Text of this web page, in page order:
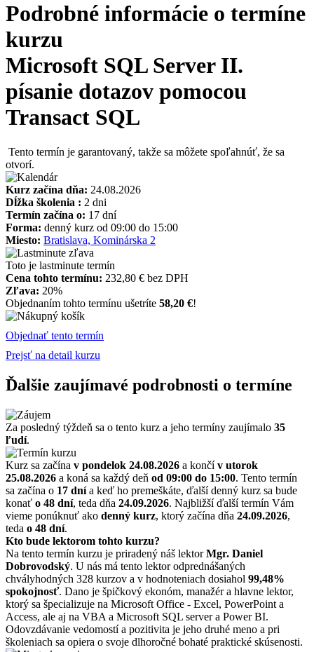
Podrobné informácie o termíne
kurzu
Microsoft SQL Server II.
písanie dotazov pomocou
Transact SQL
Tento termín je garantovaný, takže sa môžete spoľahnúť, že sa
otvorí.
Kurz začína dňa: 24.08.2026
Dĺžka školenia : 2 dni
Termín začína o: 17 dní
Forma: denný kurz od 09:00 do 15:00
Miesto: Bratislava, Kominárska 2
Toto je lastminute termín
Cena tohto termínu: 232,80 € bez DPH
Zľava: 20%
Objednaním tohto termínu ušetríte 58,20 €!
Objednať tento termín
Prejsť na detail kurzu
Ďalšie zaujímavé podrobnosti o termíne
Za posledný týždeň sa o tento kurz a jeho termíny zaujímalo 35
ľudí.
Kurz sa začína v pondelok 24.08.2026 a končív utorok
25.08.2026 a koná sa každý deň od 09:00 do 15:00. Tento termín
sa začína o 17 dnía keď ho premeškáte, ďalší denný kurz sa bude
konať o 48 dní, teda dňa 24.09.2026. Najbližší ďalší termín Vám
vieme ponúknuť ako denný kurz, ktorý začína dňa 24.09.2026,
teda o 48 dní.
Kto bude lektorom tohto kurzu?
Na tento termín kurzu je priradený náš lektorMgr. Daniel
Dobrovodský. U nás má tento lektor odprednášaných
chvályhodných 328 kurzov a v hodnoteniach dosiahol 99,48%
spokojnosť. Dano je špičkový ekonóm, manažér a hlavne lektor,
ktorý sa špecializuje na Microsoft Office - Excel, PowerPoint a
Access, ale aj na VBA a Microsoft SQL server a Power BI.
Odovzdávanie vedomostí a pozitivita je jeho druhé meno a pri
školeniach sa opiera o svoje dlhoročné bohaté praktické skúsenosti.